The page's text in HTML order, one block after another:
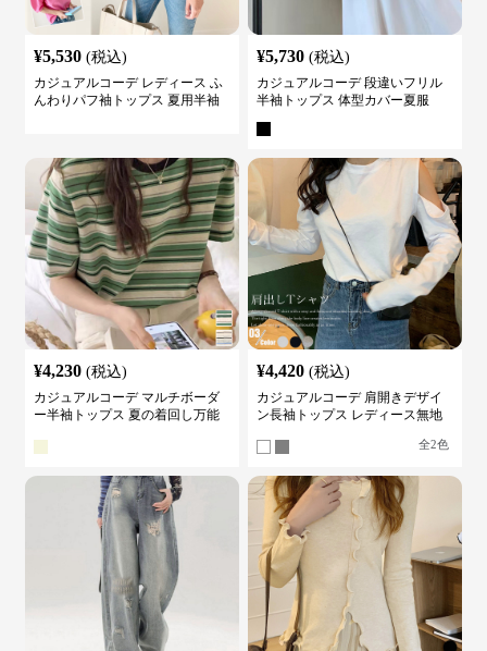
¥5,530 (税込)
カジュアルコーデ レディース ふ
んわりパフ袖トップス 夏用半袖
¥5,730 (税込)
カジュアルコーデ 段違いフリル
半袖トップス 体型カバー夏服
¥4,230 (税込)
カジュアルコーデ マルチボーダ
ー半袖トップス 夏の着回し万能
¥4,420 (税込)
カジュアルコーデ 肩開きデザイ
ン長袖トップス レディース無地
全2色